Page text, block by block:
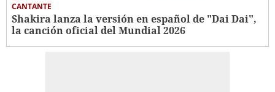
CANTANTE
Shakira lanza la versión en español de "Dai Dai",
la canción oficial del Mundial 2026